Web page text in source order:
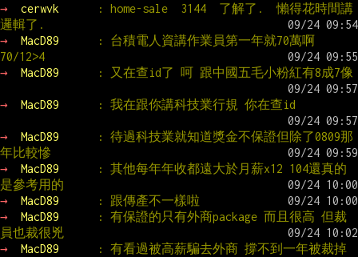
→
cerwvk
: home-sale  3144  了解了.  懶得花時間講
邏輯了.
→
MacD89
: 台積電人資講作業員第一年就70萬啊
70/12>4
→
MacD89 : 又在查id了 呵 跟中國五毛小粉紅有8成7像
→ MacD89 : 我在跟你講科技業行規 你在查id
→ MacD89
: 待過科技業就知道獎金不保證但除了0809那
年比較慘
→
MacD89
: 其他每年年收都遠大於月薪x12 104還真的
是參考用的
→
MacD89
: 跟傳產不一樣啦
→
MacD89
: 有保證的只有外商package 而且很高 但裁
員也裁很兇
→
MacD89
: 有看過被高薪騙去外商 撐不到一年被裁掉